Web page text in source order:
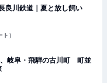
良川鉄道｜夏と放し飼い
）
岐阜・飛騨の古川町 町並